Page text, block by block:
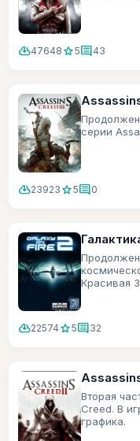
cloud_download47648 star5comment43
серии
cloud_download23923 star5comment0
Красивая
cloud_download22574 star5comment32
Вторая
Creed. В
графика.